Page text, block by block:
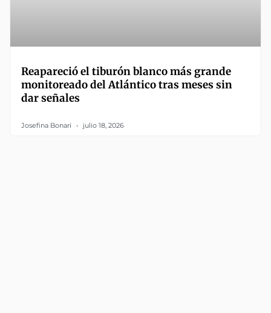
Reapareció el tiburón blanco más grande
monitoreado del Atlántico tras meses sin
dar señales
Josefina Bonari julio 18, 2026